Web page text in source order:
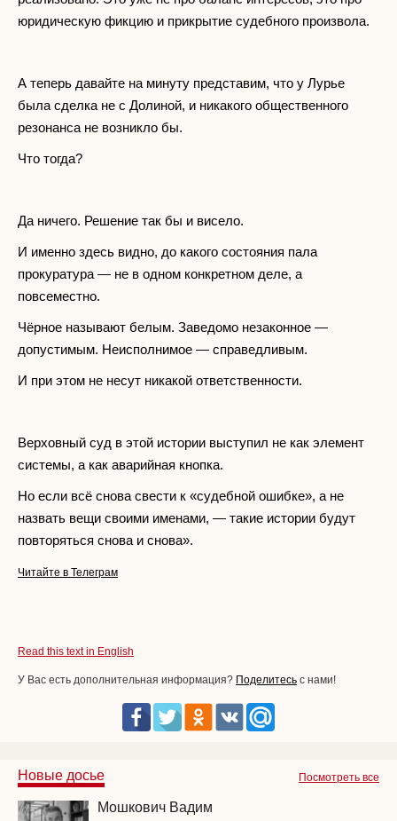
юридическую фикцию и прикрытие судебного произвола.
А теперь давайте на минуту представим, что у Лурье
была сделка не с Долиной, и никакого общественного
резонанса не возникло бы.
Что тогда?
Да ничего. Решение так бы и висело.
И именно здесь видно, до какого состояния пала
прокуратура — не в одном конкретном деле, а
повсеместно.
Чёрное называют белым. Заведомо незаконное —
допустимым. Неисполнимое — справедливым.
И при этом не несут никакой ответственности.
Верховный суд в этой истории выступил не как элемент
системы, а как аварийная кнопка.
Но если всё снова свести к «судебной ошибке», а не
назвать вещи своими именами, — такие истории будут
повторяться снова и снова».
Читайте в Телеграм
Read this text in English
У Вас есть дополнительная информация? Поделитесь с нами!
Посмотреть все
Новые досье
Мошкович Вадим